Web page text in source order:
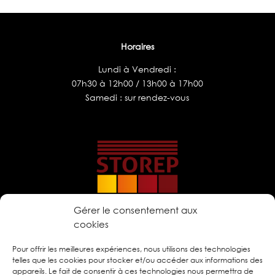
Gérer le consentement aux
cookies
Pour offrir les meilleures expériences, nous utilisons des technologies
telles que les cookies pour stocker et/ou accéder aux informations des
appareils. Le fait de consentir à ces technologies nous permettra de
Horaires
Lundi à Vendredi :
07h30 à 12h00 / 13h00 à 17h00
Samedi : sur rendez-vous